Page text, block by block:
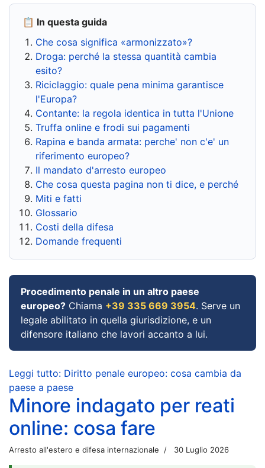
📋 In questa guida
Che cosa significa «armonizzato»?
Droga: perché la stessa quantità cambia
esito?
Riciclaggio: quale pena minima garantisce
l'Europa?
Contante: la regola identica in tutta l'Unione
Truffa online e frodi sui pagamenti
Rapina e banda armata: perche' non c'e' un
riferimento europeo?
Il mandato d'arresto europeo
Che cosa questa pagina non ti dice, e perché
Miti e fatti
Glossario
Costi della difesa
Domande frequenti
Procedimento penale in un altro paese
europeo? Chiama +39 335 669 3954. Serve un
legale abilitato in quella giurisdizione, e un
difensore italiano che lavori accanto a lui.
Leggi tutto: Diritto penale europeo: cosa cambia da
paese a paese
Minore indagato per reati
online: cosa fare
Arresto all'estero e difesa internazionale 30 Luglio 2026